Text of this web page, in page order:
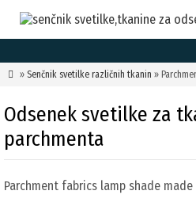
 » Senčnik svetilke različnih tkanin »
Odsenek svetilke za
parchmenta
Parchment fabrics lamp shade made